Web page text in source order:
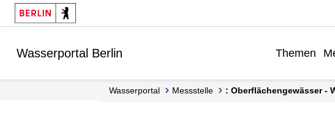
Springe zur Navigation
Springe zum Inhalt
Wasserportal Berlin Themen
Wasserportal Messstelle : Oberflächengewässer -